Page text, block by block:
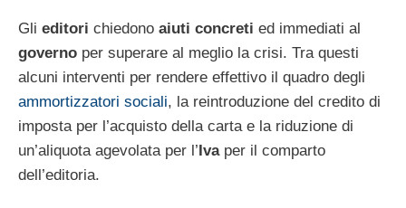
Gli editori chiedono aiuti concreti ed immediati al
governo per superare al meglio la crisi. Tra questi
alcuni interventi per rendere effettivo il quadro degli
ammortizzatori sociali, la reintroduzione del credito di
imposta per l’acquisto della carta e la riduzione di
un’aliquota agevolata per l’Ivaper il comparto
dell’editoria.